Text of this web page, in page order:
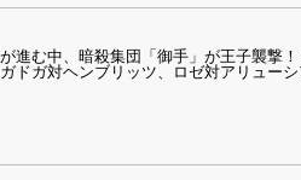
む中、暗殺集団「御手」が王子襲撃
ドガ対ヘンブリッツ、ロゼ対アリュー